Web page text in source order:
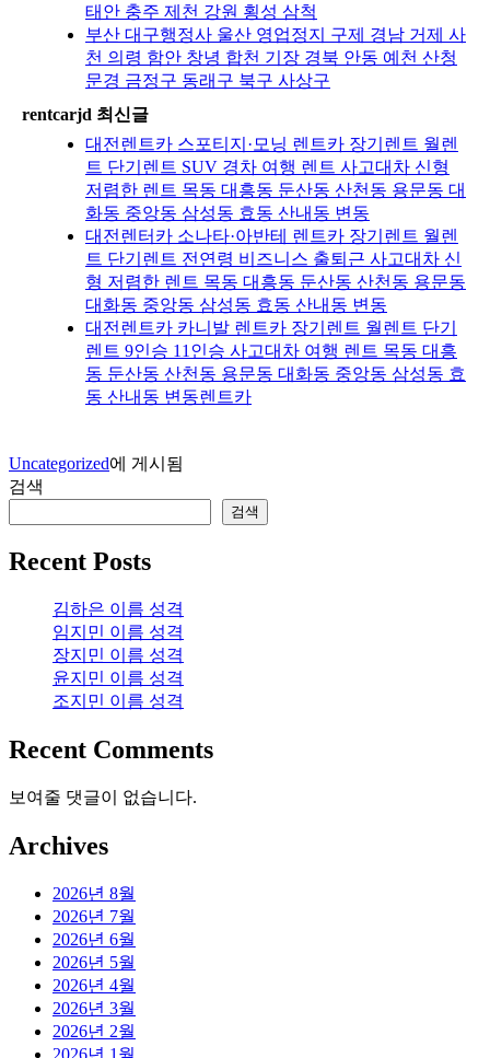
태안 충주 제천 강원 횡성 삼척
부산 대구행정사 울산 영업정지 구제 경남 거제 사
천 의령 함안 창녕 합천 기장 경북 안동 예천 산청
문경 금정구 동래구 북구 사상구
rentcarjd 최신글
대전렌트카 스포티지·모닝 렌트카 장기렌트 월렌
트 단기렌트 SUV 경차 여행 렌트 사고대차 신형
저렴한 렌트 목동 대흥동 둔산동 산천동 용문동 대
화동 중앙동 삼성동 효동 산내동 변동
대전렌터카 소나타·아반테 렌트카 장기렌트 월렌
트 단기렌트 전연령 비즈니스 출퇴근 사고대차 신
형 저렴한 렌트 목동 대흥동 둔산동 산천동 용문동
대화동 중앙동 삼성동 효동 산내동 변동
대전렌트카 카니발 렌트카 장기렌트 월렌트 단기
렌트 9인승 11인승 사고대차 여행 렌트 목동 대흥
동 둔산동 산천동 용문동 대화동 중앙동 삼성동 효
동 산내동 변동렌트카
Uncategorized에 게시됨
검색
검색
Recent Posts
김하은 이름 성격
임지민 이름 성격
장지민 이름 성격
윤지민 이름 성격
조지민 이름 성격
Recent Comments
보여줄 댓글이 없습니다.
Archives
2026년 8월
2026년 7월
2026년 6월
2026년 5월
2026년 4월
2026년 3월
2026년 2월
2026년 1월